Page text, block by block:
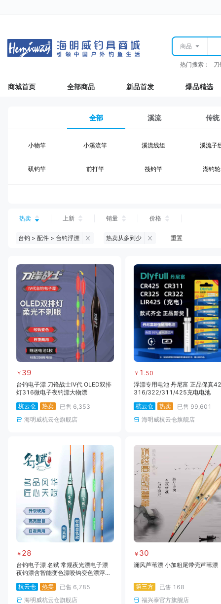
商品
热门搜索：
商城首页 全部商品 新品首发 爆品精选
全部 溪流 传统
小物竿 小溪流竿 溪流线组 溪流子
矶钓竿 前打竿 筏钓竿 湖钓轮
台钓仕挂 台钓钩
钓鱼伞 台钓服饰 台钓装备
黑坑浮漂 黑坑配件 黑坑钓灯 黑坑网
黑坑饵料 马口竿 路亚竿 雷强竿
路亚装备 海钓竿 海钓轮 海钓线
热卖 上新 销量 价格
台钓 > 配件 > 台钓浮漂 热卖从多到少 重置
￥ 39
台钓电子漂 刀锋战士IV代 OLED双排
灯316微电子夜钓漂大物漂
杭云仓
热卖 已售 6,353
海明威杭云仓旗舰店
￥ 1 .50
浮漂专用电池 丹尼富 正品保真
316/322/311/425充电电池
杭云仓
热卖 已售 99,601
海明威杭云仓旗舰店
￥ 28
台钓电子漂 名赋 常规夜光漂电子漂
夜钓漂含智能变色漂咬钩变色漂浮漂
杭云仓
热卖 已售 6,785
海明威杭云仓旗舰店
￥ 30
澜风芦苇漂 小加粗尾带壳芦苇漂
第三方 已售 168
福兴泰官方旗舰店